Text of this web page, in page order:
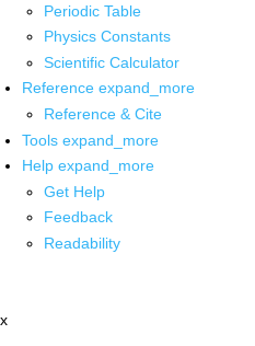
Periodic Table
Physics Constants
Scientific Calculator
Reference expand_more
Reference & Cite
Tools expand_more
Help expand_more
Get Help
Feedback
Readability
x